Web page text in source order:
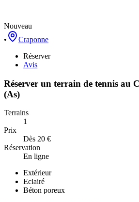
Nouveau
•
Craponne
Réserver
Avis
Réserver un terrain de tennis au
(As)
Terrains
1
Prix
Dès 20 €
Réservation
En ligne
Extérieur
Eclairé
Béton poreux